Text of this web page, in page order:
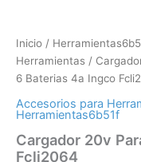
Inicio /
Herramientas /
6 Baterias 4a Ingco
Accesorios para
Herramientas6b51f
Cargador 20v
Fcli2064